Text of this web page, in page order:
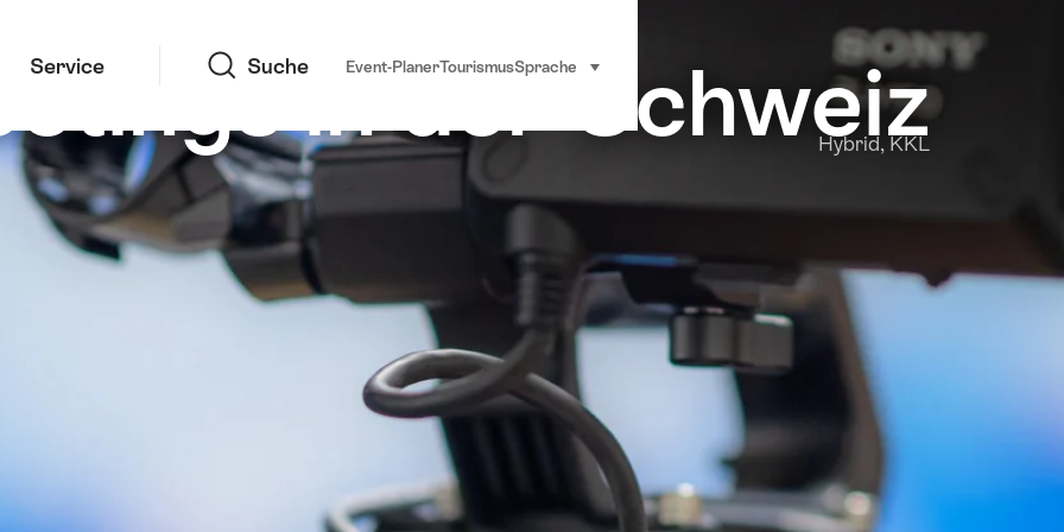
Service Suche Event-PlanerTourismusSprache auswählen (klicken um anzuzeigen)
in der Schweiz
Hybrid, KKL